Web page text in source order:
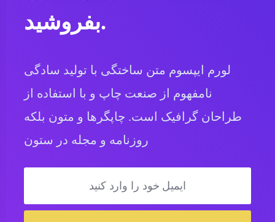
بفروشید.
لورم ایپسوم متن ساختگی با تولید سادگی
نامفهوم از صنعت چاپ و با استفاده از
طراحان گرافیک است. چاپگرها و متون بلکه
روزنامه و مجله در ستون